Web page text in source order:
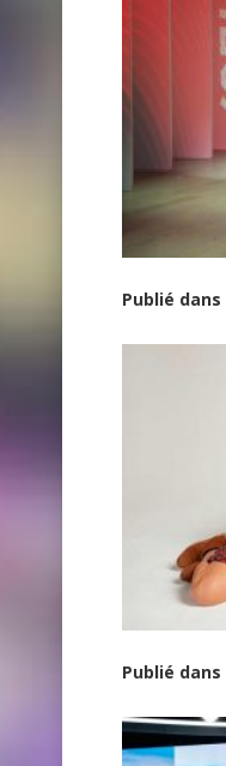
Publié dans
Publié dans